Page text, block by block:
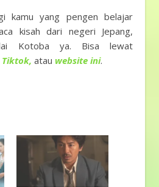
kamu yang pengen belajar
kisah dari negeri Jepang,
Kotoba ya. Bisa lewat
Tiktok, atau website ini.